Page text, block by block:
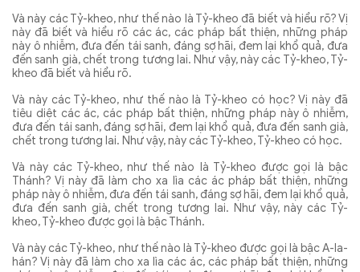
Và này các Tỷ-kheo, như thế nào là Tỷ-kheo đã biết và hiểu rõ? Vị
này đã biết và hiểu rõ các ác, các pháp bất thiện, những pháp
này ô nhiễm, đưa đến tái sanh, đáng sợ hãi, đem lại khổ quả, đưa
đến sanh già, chết trong tương lai. Như vậy, này các Tỷ-kheo, Tỷ-
kheo đã biết và hiểu rõ.
Và này các Tỷ-kheo, như thế nào là Tỷ-kheo có học? Vị này đã
tiêu diệt các ác, các pháp bất thiện, những pháp này ô nhiễm,
đưa đến tái sanh, đáng sợ hãi, đem lại khổ quả, đưa đến sanh già,
chết trong tương lai. Như vậy, này các Tỷ-kheo, Tỷ-kheo có học.
Và này các Tỷ-kheo, như thế nào là Tỷ-kheo được gọi là bậc
Thánh? Vị này đã làm cho xa lìa các ác pháp bất thiện, những
pháp này ô nhiễm, đưa đến tái sanh, đáng sợ hãi, đem lại khổ quả,
đưa đến sanh già, chết trong tương lai. Như vậy, này các Tỷ-
kheo, Tỷ-kheo được gọi là bậc Thánh.
Và này các Tỷ-kheo, như thế nào là Tỷ-kheo được gọi là bậc A-la-
hán? Vị này đã làm cho xa lìa các ác, các pháp bất thiện, những